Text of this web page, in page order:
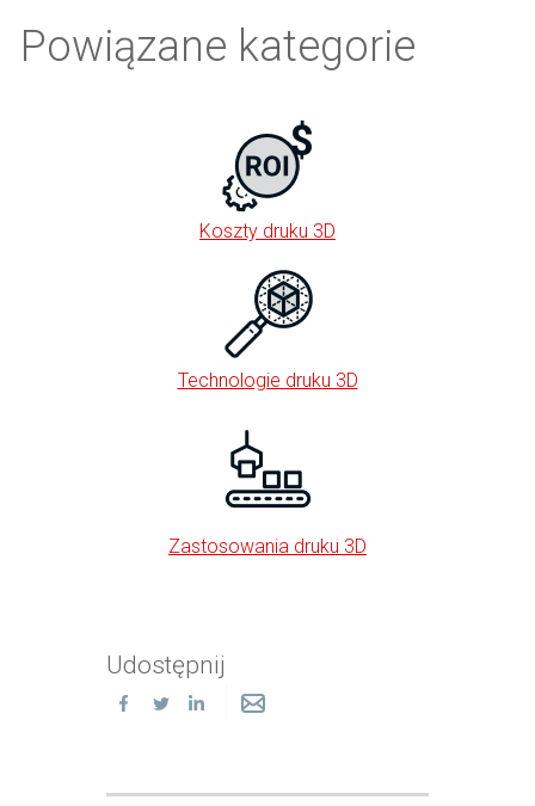
Powiązane kategorie
Koszty druku 3D
Technologie druku 3D
Zastosowania druku 3D
Udostępnij